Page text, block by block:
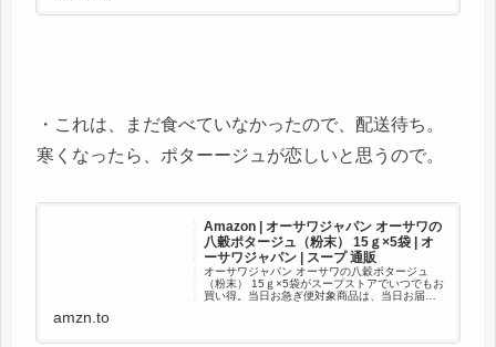
・これは、まだ食べていなかったので、配送待ち。
寒くなったら、ポターージュが恋しいと思うので。
Amazon | オーサワジャパン オーサワの
八穀ポタージュ（粉末） 15ｇ×5袋 | オ
ーサワジャパン | スープ 通販
オーサワジャパン オーサワの八穀ポタージュ
（粉末） 15ｇ×5袋がスープストアでいつでもお
買い得。当日お急ぎ便対象商品は、当日お届け
amzn.to